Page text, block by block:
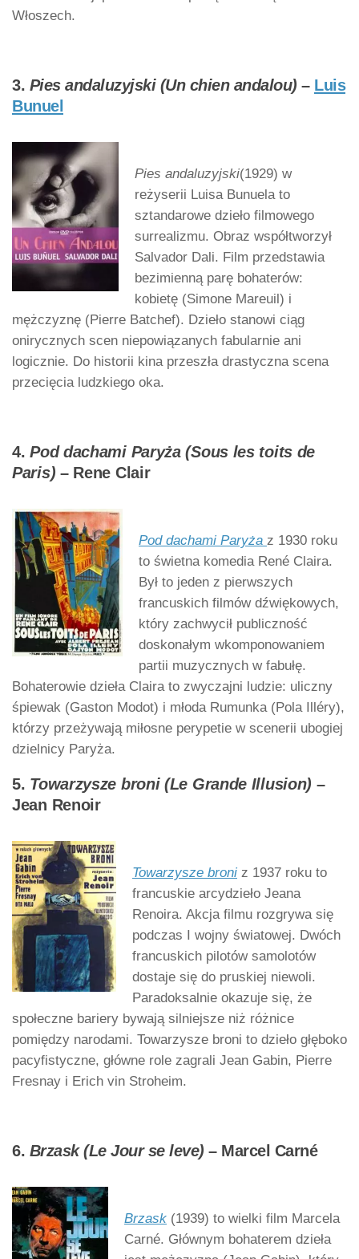
Włoszech.
3. Pies andaluzyjski (Un chien andalou) – Luis
Bunuel
Pies andaluzyjski(1929) w
reżyserii Luisa Bunuela to
sztandarowe dzieło filmowego
surrealizmu. Obraz współtworzył
Salvador Dali. Film przedstawia
bezimienną parę bohaterów:
kobietę (Simone Mareuil) i
mężczyznę (Pierre Batchef). Dzieło stanowi ciąg
onirycznych scen niepowiązanych fabularnie ani
logicznie. Do historii kina przeszła drastyczna scena
przecięcia ludzkiego oka.
4.Pod dachami Paryża (Sous les toits de
Paris) – Rene Clair
Pod dachami Paryża z 1930 roku
to świetna komedia René Claira.
Był to jeden z pierwszych
francuskich filmów dźwiękowych,
który zachwycił publiczność
doskonałym wkomponowaniem
partii muzycznych w fabułę.
Bohaterowie dzieła Claira to zwyczajni ludzie: uliczny
śpiewak (Gaston Modot) i młoda Rumunka (Pola Illéry),
którzy przeżywają miłosne perypetie w scenerii ubogiej
dzielnicy Paryża.
5. Towarzysze broni (Le Grande Illusion) –
Jean Renoir
Towarzysze broni z 1937 roku to
francuskie arcydzieło Jeana
Renoira. Akcja filmu rozgrywa się
podczas I wojny światowej. Dwóch
francuskich pilotów samolotów
dostaje się do pruskiej niewoli.
Paradoksalnie okazuje się, że
społeczne bariery bywają silniejsze niż różnice
pomiędzy narodami. Towarzysze broni to dzieło głęboko
pacyfistyczne, główne role zagrali Jean Gabin, Pierre
Fresnay i Erich vin Stroheim.
6. Brzask (Le Jour se leve) – Marcel Carné
Brzask (1939) to wielki film Marcela
Carné. Głównym bohaterem dzieła